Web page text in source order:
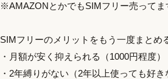
※AMAZONとかでもSIMフリー売って
SIMフリーのメリットをもう一度まとめ
・月額が安く抑えられる（1000円程度）
・2年縛りがない（2年以上使っても好き